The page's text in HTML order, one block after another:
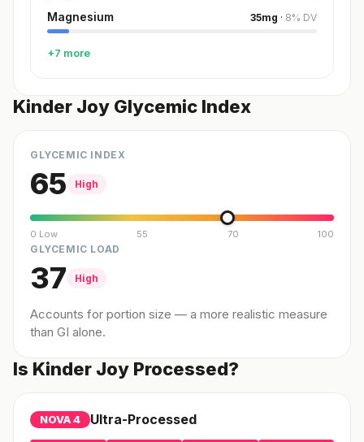
Magnesium 35mg · 8% DV
+7 more
Kinder Joy Glycemic Index
GLYCEMIC INDEX
65 High
0 Low 55 70 100
GLYCEMIC LOAD
37 High
Accounts for portion size — a more realistic measure
than GI alone.
Is Kinder Joy Processed?
NOVA4 Ultra-Processed